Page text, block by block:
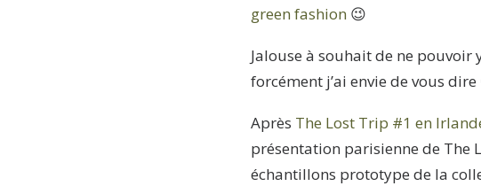
green fashion 😉
Jalouse à souhait de ne
forcément j’ai envie de vous dire
Après The Lost Trip #1 en
présentation parisienne de The
échantillons prototype de la